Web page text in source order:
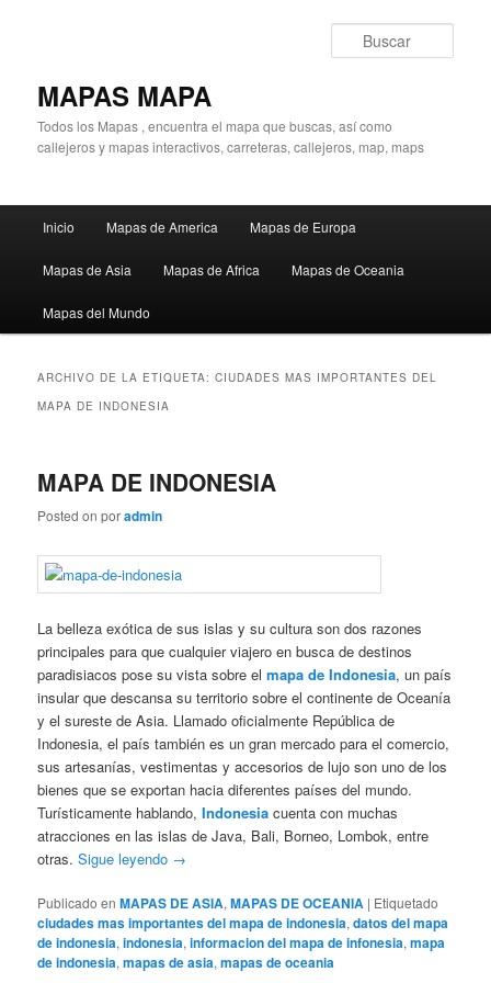
MAPAS MAPA
Todos los Mapas , encuentra el mapa que buscas, así como
callejeros y mapas interactivos, carreteras, callejeros, map, maps
principal
Inicio Mapas de America Mapas de Europa
Mapas de Asia Mapas de Africa Mapas de Oceania
Mapas del Mundo
ARCHIVO DE LA ETIQUETA:CIUDADES MAS IMPORTANTES DEL
MAPA DE INDONESIA
MAPA DE INDONESIA
Posted onporadmin
La belleza exótica de sus islas y su cultura son dos razones
principales para que cualquier viajero en busca de destinos
paradisiacos pose su vista sobre elmapa de Indonesia, un país
insular que descansa su territorio sobre el continente de Oceanía
y el sureste de Asia. Llamado oficialmente República de
Indonesia, el país también es un gran mercado para el comercio,
sus artesanías, vestimentas y accesorios de lujo son uno de los
bienes que se exportan hacia diferentes países del mundo.
Turísticamente hablando,Indonesia cuenta con muchas
atracciones en las islas de Java, Bali, Borneo, Lombok, entre
otras.Sigue leyendo →
Publicado en MAPAS DE ASIA,MAPAS DE OCEANIA | Etiquetado
ciudades mas importantes del mapa de indonesia,datos del mapa
de indonesia,indonesia,informacion del mapa de infonesia,mapa
de indonesia,mapas de asia,mapas de oceania